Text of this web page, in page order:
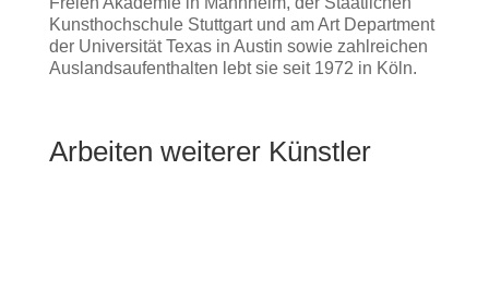
Kunsthochschule Stuttgart und am Art Department
der Universität Texas in Austin sowie zahlreichen
Auslandsaufenthalten lebt sie seit 1972 in Köln.
Arbeiten weiterer Künstler